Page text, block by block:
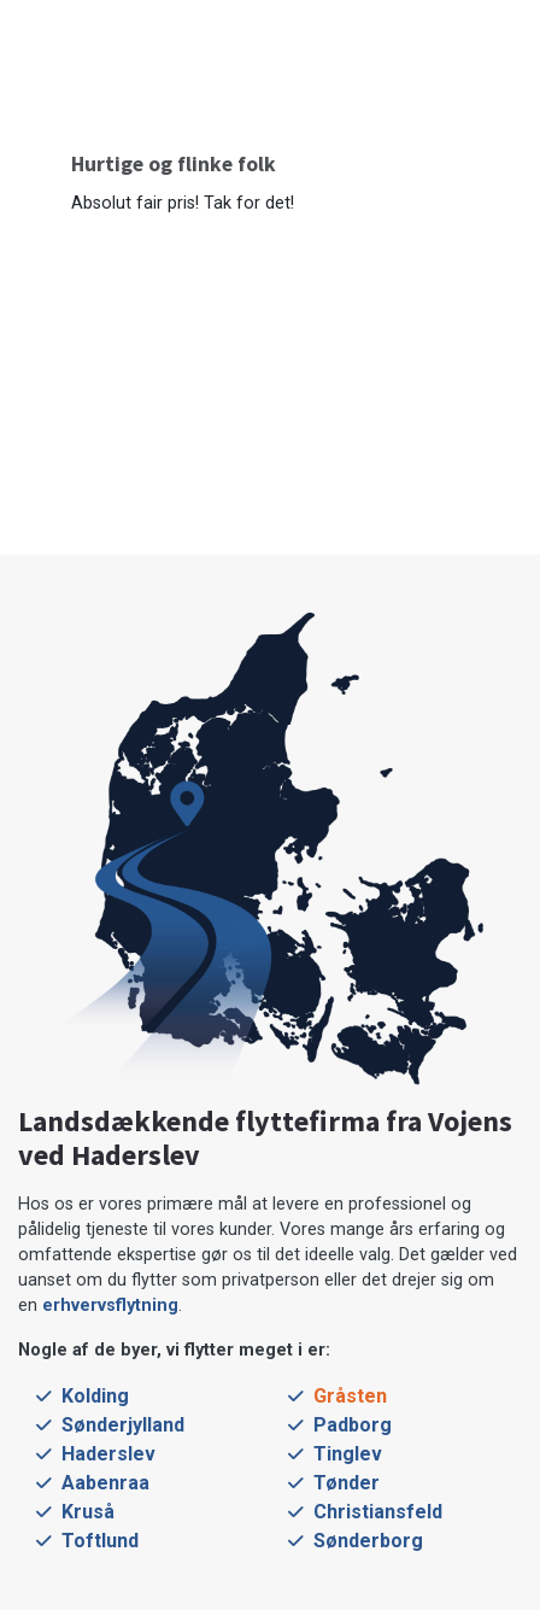
Hurtige og flinke folk
Absolut fair pris! Tak for det!
Landsdækkende flyttefirma fra Vojens
ved Haderslev
Hos os er vores primære mål at levere en professionel og
pålidelig tjeneste til vores kunder. Vores mange års erfaring og
omfattende ekspertise gør os til det ideelle valg. Det gælder ved
uanset om du flytter som privatperson eller det drejer sig om
en erhvervsflytning.
Nogle af de byer, vi flytter meget i er:
Kolding
Sønderjylland
Haderslev
Aabenraa
Kruså
Toftlund
Gråsten
Padborg
Tinglev
Tønder
Christiansfeld
Sønderborg